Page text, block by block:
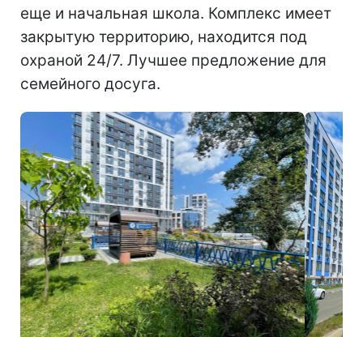
еще и начальная школа. Комплекс имеет
закрытую территорию, находится под
охраной 24/7. Лучшее предложение для
семейного досуга.